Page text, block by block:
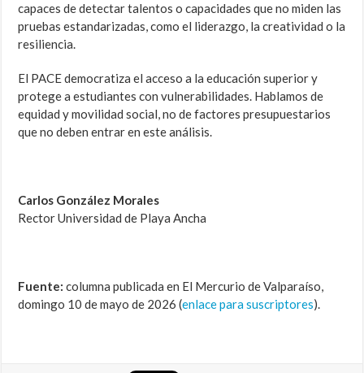
capaces de detectar talentos o capacidades que no miden las
pruebas estandarizadas, como el liderazgo, la creatividad o la
resiliencia.
El PACE democratiza el acceso a la educación superior y
protege a estudiantes con vulnerabilidades. Hablamos de
equidad y movilidad social, no de factores presupuestarios
que no deben entrar en este análisis.
Carlos González Morales
Rector Universidad de Playa Ancha
Fuente: columna publicada en El Mercurio de Valparaíso,
domingo 10 de mayo de 2026 (enlace para suscriptores).